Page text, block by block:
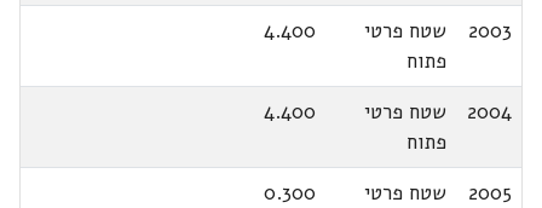
2003
שטח פרטי
פתוח
4.400
2004
שטח פרטי
פתוח
4.400
2005
שטח פרטי
0.300